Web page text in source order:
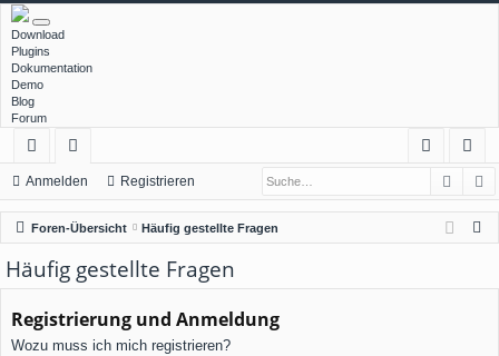
Download
Plugins
Dokumentation
Demo
Blog
Forum
ch
ne
llz
ug
rif
or
en
m
el
de
ist
rie
re
Anmelden Registrieren
Foren-Übersicht Häufig gestellte Fragen
Häufig gestellte Fragen
Registrierung und Anmeldung
Wozu muss ich mich registrieren?